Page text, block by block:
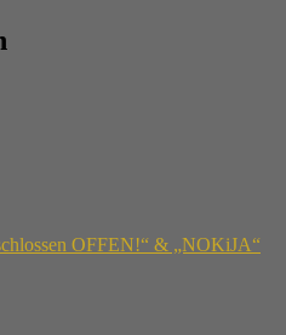
OFFEN!“ & „NOKiJA“